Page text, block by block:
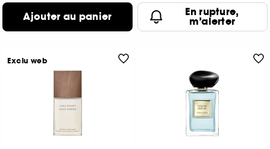
Ajouter au panier En rupture,
m’alerter
Exclu web